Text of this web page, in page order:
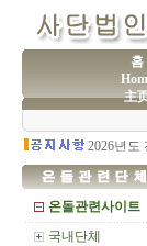
홈
主
제60차
온돌관련사이트
국내단체